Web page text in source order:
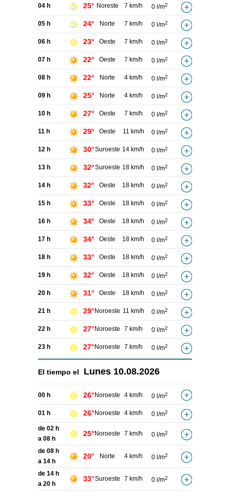
04 h 25° Noreste 7 km/h 0 l/m2
05 h 24° Norte 7 km/h 0 l/m2
06 h 23° Oeste 7 km/h 0 l/m2
07 h 22° Oeste 7 km/h 0 l/m2
08 h 22° Norte 4 km/h 0 l/m2
09 h 25° Norte 4 km/h 0 l/m2
10 h 27° Oeste 7 km/h 0 l/m2
11 h 29° Oeste 11 km/h 0 l/m2
12 h 30°Suroeste 14 km/h 0 l/m2
13 h 32°Suroeste 18 km/h 0 l/m2
14 h 32° Oeste 18 km/h 0 l/m2
15 h 33° Oeste 18 km/h 0 l/m2
16 h 34° Oeste 18 km/h 0 l/m2
17 h 34° Oeste 18 km/h 0 l/m2
18 h 33° Oeste 18 km/h 0 l/m2
19 h 32° Oeste 18 km/h 0 l/m2
20 h 31° Oeste 18 km/h 0 l/m2
21 h 29° Noroeste 11 km/h 0 l/m2
22 h 27° Noroeste 7 km/h 0 l/m2
23 h 27° Noroeste 7 km/h 0 l/m2
El tiempo el Lunes 10.08.2026
00 h 26° Noroeste 4 km/h 0 l/m2
01 h 26° Noroeste 4 km/h 0 l/m2
de 02 h
a 08 h
25° Noroeste 7 km/h 0 l/m2
de 08 h
a 14 h
20° Norte 4 km/h 0 l/m2
de 14 h
a 20 h
33°Suroeste 7 km/h 0 l/m2